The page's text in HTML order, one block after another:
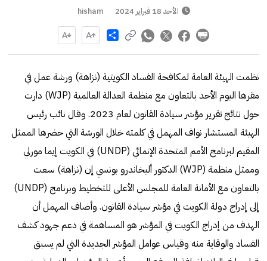
الأحد 18 فبراير 2024 hisham
Share
نظمت الهيئة العامة لمكافحة الفساد الكويتية (نزاهة) ورشة عمل في
مقرها اليوم الأحد بالتعاون مع منظمة العدالة العالمية (WJP) دارت
حول نتائج تقرير مؤشر سيادة القانون لعام 2023. وقال نائب رئيس
الهيئة المستشار نواف المهمل في كلمته خلال الورشة التي حضرها الممثل
المقيم لبرنامج الأمم المتحدة الإنمائي (UNDP) في الكويت إيما مورلي
وممثل منظمة (WJP) الدكتور أليخاندرو بونسي إن (نزاهة) سعت
بالتعاون مع الأمانة العامة للمجلس الأعلى للتخطيط وبرنامج (UNDP)
إلى إدراج دولة الكويت في مؤشر سيادة القانون. وأضاف المهمل أن
الهدف من إدراج الكويت في المؤشر هو المساهمة في دعم جهود كشف
الفساد والوقاية منه وقياس عوامل المؤشر الجديدة التي لم يسبق